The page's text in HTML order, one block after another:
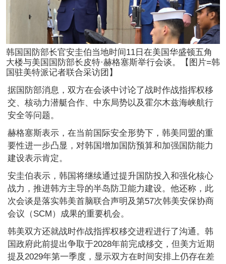
韩国国防部长官安圭伯当地时间11日在美国华盛顿五角
大楼与美国国防部长皮特·赫格塞斯举行会谈。【图片=韩
国驻美特派记者联合采访团】
据国防部消息，双方在会谈中讨论了战时作战指挥权移
交、核动力潜艇合作、中东局势以及霍尔木兹海峡航行
安全等问题。
赫格塞斯表示，在当前国际安全形势下，韩美同盟的重
要性进一步凸显，对韩国增加国防预算和加强国防能力
建设表示肯定。
安圭伯表示，韩国将继续通过提升国防投入和强化核心
战力，推进韩方主导的半岛防卫能力建设。他还称，此
次会谈是落实韩美首脑联合声明及第57次韩美安保协商
会议（SCM）成果的重要机会。
韩美双方还就战时作战指挥权移交进程进行了沟通。韩
国政府此前提出争取于2028年前完成移交，但美方近期
提及2029年第一季度，显示双方在时间安排上仍存在差